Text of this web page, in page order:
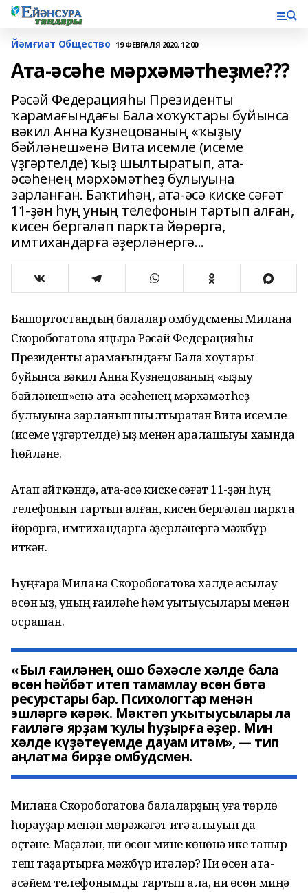
Йәмғиәт Общество 19 ФЕВРАЛЯ 2020, 12:00
Ата-әсәһе мәрхәмәтһеҙме???
Рәсәй Федерацияһы Президенты
ҡарамағындағы Бала хоҡуҡтары буйынса
вәкил Анна Кузнецованың «ҡыҙыу
бәйләнеш»енә Вита исемле (исеме
үҙгәртелде) ҡыҙ шылтыратып, ата-
әсәһенең мәрхәмәтһеҙ булыуына
зарланған. Баҡтиһәң, ата-әсә киске сәғәт
11-ҙән һуң уның телефонын тартып алған,
кисен бергәләп паркта йөрөргә,
имтихандарға әҙерләнергә...
Башҡортостандың балалар омбудсмены Милана
Скоробогатова яңыраҡ Рәсәй Федерацияһы
Президенты ҡарамағындағы Бала хоҡуҡтары
буйынса вәкил Анна Кузнецованың «ҡыҙыу
бәйләнеш»енә ата-әсәһенең мәрхәмәтһеҙ
булыуына зарланып шылтыратҡан Вита исемле
(исеме үҙгәртелде) ҡыҙ менән аралашыуы хаҡында
һөйләне.
Атап әйткәндә, ата-әсә киске сәғәт 11-ҙән һуң
телефонын тартып алған, кисен бергәләп паркта
йөрөргә, имтихандарға әҙерләнергә мәжбүр
иткән.
Һуңғараҡ Милана Скоробогатова хәлде асыҡлау
өсөн ҡыҙ, уның ғаиләһе һәм уҡытыусылары менән
осрашҡан.
«Был ғаиләнең ошо бәхәсле хәлде бала
өсөн һәйбәт итеп тамамлау өсөн бөтә
ресурстары бар. Психологтар менән
эшләргә кәрәк. Мәктәп уҡытыусылары ла
ғаиләгә ярҙам ҡулы һуҙырға әҙер. Мин
хәлде күҙәтеүемде дауам итәм», — тип
аңлатма бирҙе омбудсмен.
Милана Скоробогатова балаларҙың уға төрлө
һорауҙар менән мөрәжәғәт итә алыуын да
өҫтәне. Мәҫәлән, ни өсөн мине көнөнә ике тапҡыр
теш таҙартырға мәжбүр итәләр? Ни өсөн ата-
әсәйем телефонымды тартып ала, ни өсөн миңә